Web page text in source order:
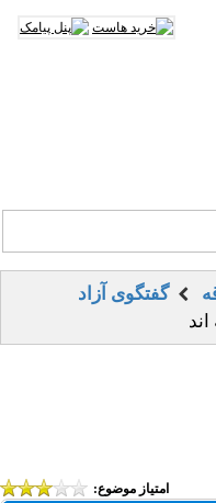
گفتگوی آزاد
امتیاز موضوع: